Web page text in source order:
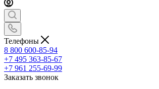
Телефоны
8 800 600-85-94
+7 495 363-85-67
+7 961 255-69-99
Заказать звонок